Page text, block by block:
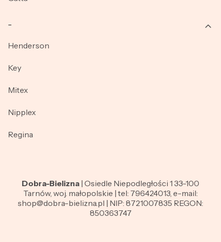
Henderson
Key
Mitex
Nipplex
Regina
Dobra-Bielizna | Osiedle Niepodległości 1 33-100
Tarnów, woj. małopolskie | tel: 796424013, e-mail:
shop@dobra-bielizna.pl | NIP: 8721007835 REGON:
850363747